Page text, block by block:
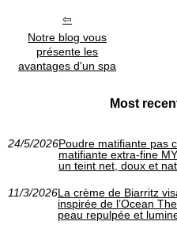
Notre blog vous
présente les
avantages d'un spa
Most
24/5/2026Poudre matifiante pas
matifiante extra-fine
un teint net, doux et
11/3/2026La crème de Biarritz
inspirée de l’Ocean
peau repulpée et